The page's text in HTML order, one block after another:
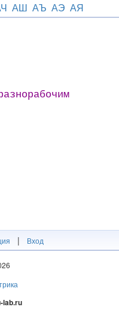
АШ АЪ АЭ АЯ
| Вход
lab.ru